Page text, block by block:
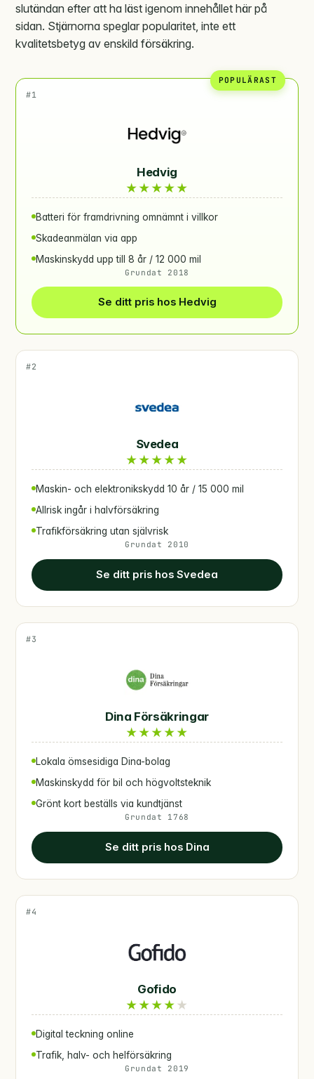
slutändan efter att ha läst igenom innehållet här på
sidan. Stjärnorna speglar popularitet, inte ett
kvalitetsbetyg av enskild försäkring.
#1
POPULÄRAST
Hedvig
★★★★★
Batteri för framdrivning omnämnt i villkor
Skadeanmälan via app
Maskinskydd upp till 8 år / 12 000 mil
Grundat 2018
Se ditt pris hos Hedvig
#2
Svedea
★★★★★
Maskin- och elektronikskydd 10 år / 15 000 mil
Allrisk ingår i halvförsäkring
Trafikförsäkring utan självrisk
Grundat 2010
Se ditt pris hos Svedea
#3
Dina Försäkringar
★★★★★
Lokala ömsesidiga Dina-bolag
Maskinskydd för bil och högvoltsteknik
Grönt kort beställs via kundtjänst
Grundat 1768
Se ditt pris hos Dina
#4
Gofido
★★★★ ★
Digital teckning online
Trafik, halv- och helförsäkring
Grundat 2019